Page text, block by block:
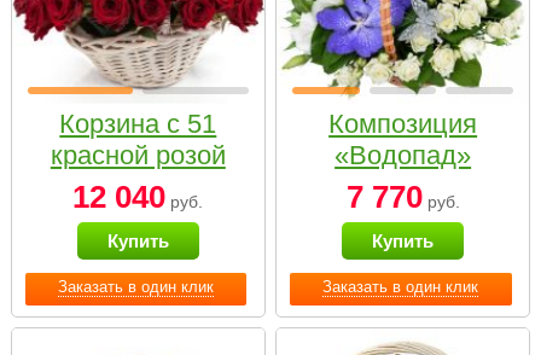
Заказать в один клик
Корзина с 51
красной розой
12 040 руб.
Купить
Заказать в один клик
Композиция
«Водопад»
7 770руб.
Купить